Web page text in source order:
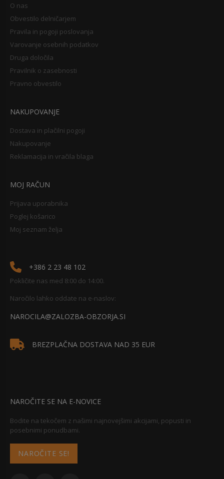
O nas
Obvestilo delničarjem
Pravila in pogoji poslovanja
Varovanje osebnih podatkov
Druga določila
Pravilnik o zasebnosti
Pravno obvestilo
NAKUPOVANJE
Dostava in plačilni pogoji
Nakupovanje
Reklamacija in vračila blaga
MOJ RAČUN
Prijava uporabnika
Poglej košarico
Moj seznam želja
+386 2 23 48 102
Pokličite nas med 8:00 do 14:00.
Naročilo lahko oddate na e-naslov:
NAROCILA@ZALOZBA-OBZORJA.SI
BREZPLAČNA DOSTAVA NAD 35 EUR
NAROČITE SE NA E-NOVICE
Bodite na tekočem z našimi najnovejšimi akcijami, popusti in
posebnimi ponudbami.
NAROČITE SE!